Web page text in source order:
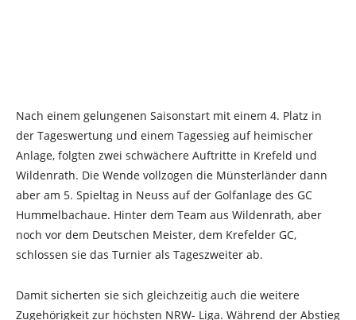
Nach einem gelungenen Saisonstart mit einem 4. Platz in
der Tageswertung und einem Tagessieg auf heimischer
Anlage, folgten zwei schwächere Auftritte in Krefeld und
Wildenrath. Die Wende vollzogen die Münsterländer dann
aber am 5. Spieltag in Neuss auf der Golfanlage des GC
Hummelbachaue. Hinter dem Team aus Wildenrath, aber
noch vor dem Deutschen Meister, dem Krefelder GC,
schlossen sie das Turnier als Tageszweiter ab.
Damit sicherten sie sich gleichzeitig auch die weitere
Zugehörigkeit zur höchsten NRW- Liga. Während der Abstieg